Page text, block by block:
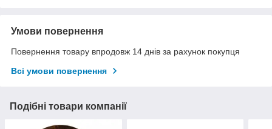
Умови повернення
Повернення товару впродовж 14 днів за рахунок покупця
Всі умови повернення
Подібні товари компанії